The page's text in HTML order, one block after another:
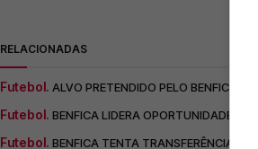
RELACIONADAS
Futebol. ALVO PRETENDIDO PELO BENFICA
Futebol. BENFICA LIDERA OPORTUNIDADE
Futebol. BENFICA TENTA TRANSFERÊNCIA DE